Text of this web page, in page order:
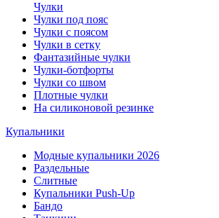
Чулки
Чулки под пояс
Чулки с поясом
Чулки в сетку
Фантазийные чулки
Чулки-ботфорты
Чулки со швом
Плотные чулки
На силиконовой резинке
Купальники
Модные купальники 2026
Раздельные
Слитные
Купальники Push-Up
Бандо